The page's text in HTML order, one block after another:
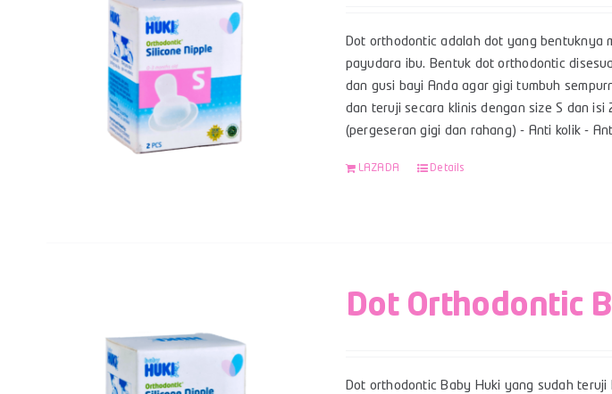
Dot orthodontic adalah dot yang bentuknya
payudara ibu. Bentuk dot orthodontic
dan gusi bayi Anda agar gigi tumbuh
dan teruji secara klinis dengan size S dan
(pergeseran gigi dan rahang) - Anti kolik -
LAZADA Details
Dot Orthodontic
Dot orthodontic Baby Huki yang sudah